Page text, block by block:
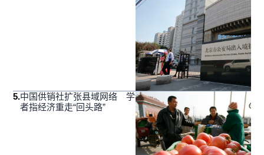
5.中国供销社扩张县域网络 学
者指经济重走“回头路”